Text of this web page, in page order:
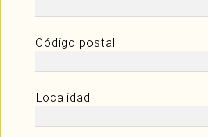
Código postal
Localidad